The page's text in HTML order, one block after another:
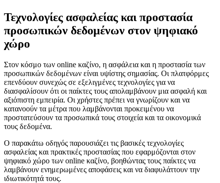
Τεχνολογίες ασφαλείας και προστασία
προσωπικών δεδομένων στον ψηφιακό
χώρο
Στον κόσμο των online καζίνο, η ασφάλεια και η προστασία των
προσωπικών δεδομένων είναι υψίστης σημασίας. Οι πλατφόρμες
επενδύουν συνεχώς σε εξελιγμένες τεχνολογίες για να
διασφαλίσουν ότι οι παίκτες τους απολαμβάνουν μια ασφαλή και
αξιόπιστη εμπειρία. Οι χρήστες πρέπει να γνωρίζουν και να
κατανοούν τα μέτρα που λαμβάνονται προκειμένου να
προστατεύσουν τα προσωπικά τους στοιχεία και τα οικονομικά
τους δεδομένα.
Ο παρακάτω οδηγός παρουσιάζει τις βασικές τεχνολογίες
ασφαλείας και πρακτικές προστασίας που εφαρμόζονται στον
ψηφιακό χώρο των online καζίνο, βοηθώντας τους παίκτες να
λαμβάνουν ενημερωμένες αποφάσεις και να διαφυλάττουν την
ιδιωτικότητά τους.